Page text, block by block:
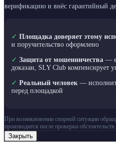
верификацию и внёс гарантийный
✓ Площадка доверяет этому
и поручительство оформлено
✓ Защита от мошенничества —
доказан, SLY Club компенсирует
✓ Реальный человек —
перед площадкой
При возникновении спорной ситуации
производится после проверки обстоятельств.
Закрыть